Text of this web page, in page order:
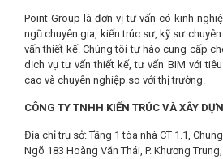
Point Group là đơn vị tư vấn có kinh
ngũ chuyên gia, kiến trúc sư, kỹ sư
vấn thiết kế. Chúng tôi tự hào cung cấp
dịch vụ tư vấn thiết kế, tư vấn BIM với
cao và chuyên nghiệp so với thị trường.
CÔNG TY TNHH KIẾN TRÚC VÀ XÂY
Địa chỉ trụ sở: Tầng 1 tòa nhà CT 1.1,
Ngõ 183 Hoàng Văn Thái, P. Khương Trung,